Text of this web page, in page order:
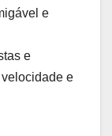
e
e
e